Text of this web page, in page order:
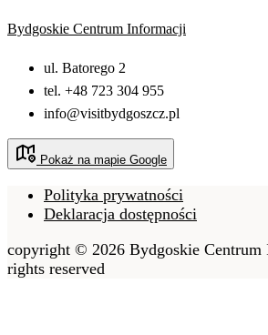
Bydgoskie Centrum Informacji
ul. Batorego 2
tel. +48 723 304 955
info@visitbydgoszcz.pl
Pokaż na mapie Google
Polityka prywatności
Deklaracja dostępności
copyright © 2026 Bydgoskie
rights reserved